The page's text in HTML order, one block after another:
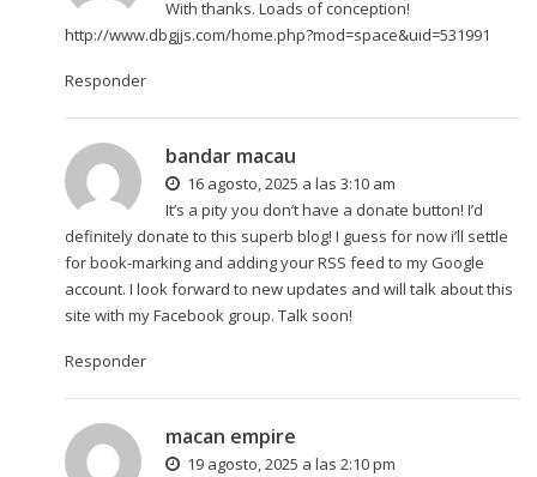
With thanks. Loads of conception!
http://www.dbgjjs.com/home.php?mod=space&uid=531991
Responder
bandar macau
16 agosto, 2025 a las 3:10 am
It’s a pity you don’t have a donate button! I’d
definitely donate to this superb blog! I guess for now i’ll settle
for book-marking and adding your RSS feed to my Google
account. I look forward to new updates and will talk about this
site with my Facebook group. Talk soon!
Responder
macan empire
19 agosto, 2025 a las 2:10 pm